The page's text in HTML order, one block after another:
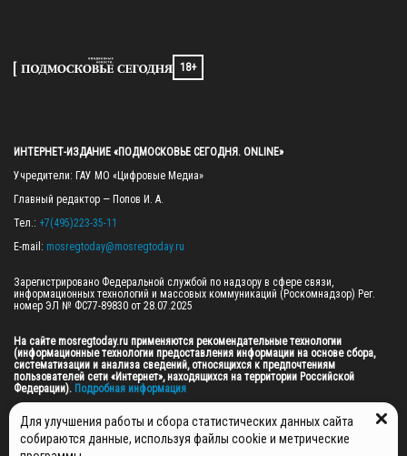
18+
ИНТЕРНЕТ-ИЗДАНИЕ «ПОДМОСКОВЬЕ СЕГОДНЯ. ONLINE»
Учредители: ГАУ МО «Цифровые Медиа»
Главный редактор — Попов И. А.
Тел.: +7(495)223-35-11
E-mail: mosregtoday@mosregtoday.ru
Зарегистрировано Федеральной службой по надзору в сфере связи,
информационных технологий и массовых коммуникаций (Роскомнадзор) Рег.
номер ЭЛ № ФС77-89830 от 28.07.2025
На сайте mosregtoday.ru применяются рекомендательные технологии
(информационные технологии предоставления информации на основе сбора,
систематизации и анализа сведений, относящихся к предпочтениям
пользователей сети «Интернет», находящихся на территории Российской
Федерации). Подробная информация
© 2026 ПРАВА НА ВСЕ МАТЕРИАЛЫ САЙТА ПРИНАДЛЕЖАТ ГАУ МО "ЦИФРОВЫЕ
МЕДИА" (ОГРН: 1255000059467).
Для улучшения работы и сбора статистических данных сайта
собираются данные, используя файлы cookie и метрические